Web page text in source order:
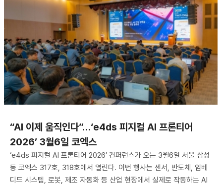
“AI 이제 움직인다”…‘e4ds 피지컬 AI 프론티어
2026’ 3월6일 코엑스
‘e4ds 피지컬 AI 프론티어 2026’ 컨퍼런스가 오는 3월6일 서울 삼성
동 코엑스 317호, 318호에서 열린다. 이번 행사는 센서, 반도체, 임베
디드 시스템, 로봇, 제조 자동화 등 산업 현장에서 실제로 작동하는 AI